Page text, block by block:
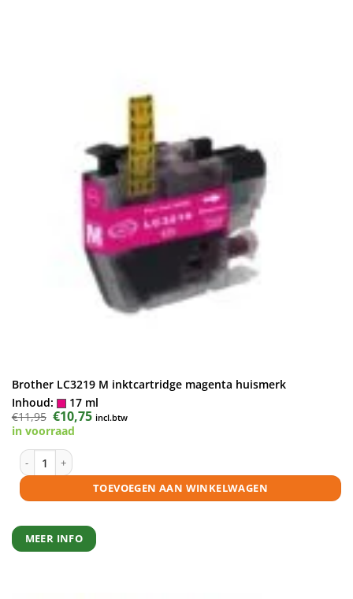
Brother LC3219 M inktcartridge magenta huismerk
Inhoud:
17 ml
€11,95 Oorspronkelijke
prijs
was:
€10,75Huidige
prijs
incl.btw
in voorraad
Brother LC3219 M inktcartridge magenta huismerk aantal
TOEVOEGEN AAN WINKELWAGEN
MEER INFO